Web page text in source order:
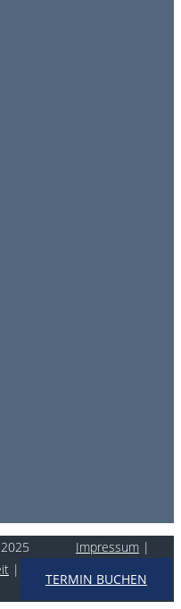
Impressum |
|
TERMIN BUCHEN